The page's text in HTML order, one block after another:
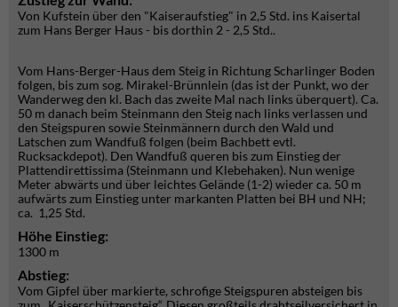
Von Kufstein über den "Kaiseraufstieg" in 2,5 Std. ins Kaisertal
zum Hans Berger Haus - bis dorthin 2 - 2,5 Std..
Vom Hans-Berger-Haus dem Steig in Richtung Scharlinger Boden
folgen, bis zum sog. Mirakel-Brünnlein (das ist der Punkt, wo der
Wanderweg den kl. Bach das zweite Mal nach links überquert). Ca.
50 m danach beim Steinmann den Steig nach links verlassen und
den Steigspuren sowie Steinmännern durch den Wald und
Latschen zum Wandfuß folgen (beim Bachbett evtl.
Rucksackdepot). Den Wandfuß queren bis zum Einstieg der
Plattendirettissima (Steinmann und Klebehaken). Nun wenige
Meter abwärts und über leichtes Gelände (1-2) wieder ca. 50 m
aufwärts zum Einstieg unter markanten Platten bei BH und NH;
ca. 1,25 Std.
Höhe Einstieg:
1300 m
Abstieg:
Vom Gipfel über markierte, schrofige Steigspuren absteigen bis